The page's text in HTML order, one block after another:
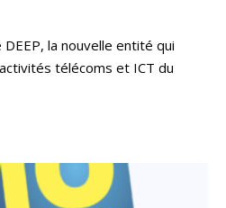
la nouvelle entité qui
télécoms et ICT du